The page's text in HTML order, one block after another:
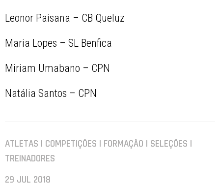
Leonor Paisana – CB Queluz
Maria Lopes – SL Benfica
Miriam Umabano – CPN
Natália Santos – CPN
ATLETAS | COMPETIÇÕES | FORMAÇÃO | SELEÇÕES |
TREINADORES
29 JUL 2018